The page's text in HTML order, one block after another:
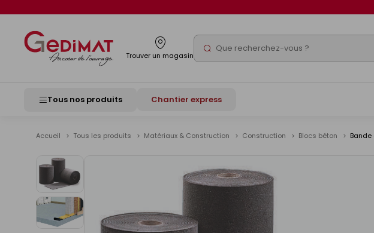
Trouver un magasin Rechercher
Tous nos produits Chantier express
Accueil Tous les produits Matériaux & Construction Construction Blocs béton